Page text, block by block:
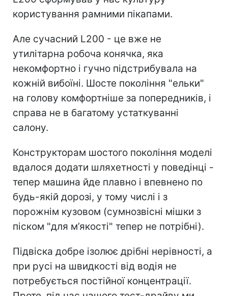
користування рамними пікапами.
Але сучасний L200 - це вже не
утилітарна робоча конячка, яка
некомфортно і гучно підстрибувала на
кожній вибоїні. Шосте покоління "ельки"
на голову комфортніше за попередників, і
справа не в багатому устаткуванні
салону.
Конструкторам шостого покоління моделі
вдалося додати шляхетності у поведінці -
тепер машина йде плавно і впевнено по
будь-якій дорозі, у тому числі і з
порожнім кузовом (сумнозвісні мішки з
піском "для м’якості" тепер не потрібні).
Підвіска добре ізолює дрібні нерівності, а
при русі на швидкості від водія не
потребується постійної концентрації.